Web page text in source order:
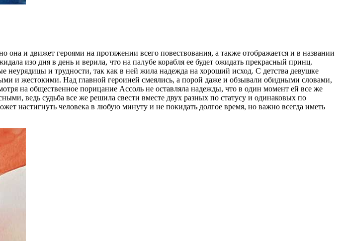
и движет героями на протяжении всего повествования, а также отображается и в названии
изо дня в день и верила, что на палубе корабля ее будет ожидать прекрасный принц.
неурядицы и трудности, так как в ней жила надежда на хороший исход. С детства девушке
и жестокими. Над главной героиней смеялись, а порой даже и обзывали обидными словами,
на общественное порицание Ассоль не оставляла надежды, что в один момент ей все же
ведь судьба все же решила свести вместе двух разных по статусу и одинаковых по
настигнуть человека в любую минуту и не покидать долгое время, но важно всегда иметь